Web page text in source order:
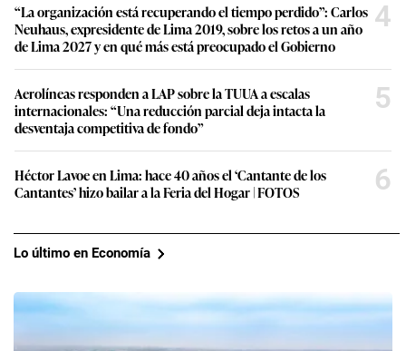
“La organización está recuperando el tiempo perdido”: Carlos
Neuhaus, expresidente de Lima 2019, sobre los retos a un año
de Lima 2027 y en qué más está preocupado el Gobierno
4
Aerolíneas responden a LAP sobre la TUUA a escalas
internacionales: “Una reducción parcial deja intacta la
desventaja competitiva de fondo”
5
Héctor Lavoe en Lima: hace 40 años el ‘Cantante de los
Cantantes’ hizo bailar a la Feria del Hogar | FOTOS
6
Lo último en Economía